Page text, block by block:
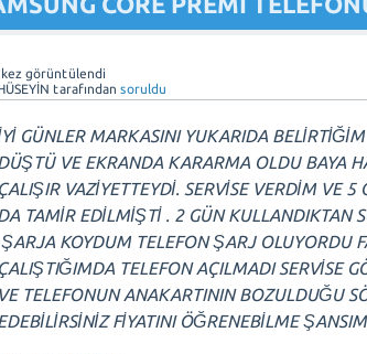
kez görüntülendi
tarafından soruldu
GÜNLER MARKASINI YUKARIDA
VE EKRANDA KARARMA OLDU BAYA
ÇALIŞIR VAZİYETTEYDİ. SERVİSE VERDİM VE
TAMİR EDİLMİŞTİ . 2 GÜN KULLANDIKTAN
ŞARJA KOYDUM TELEFON ŞARJ OLUYORDU
ÇALIŞTIĞIMDA TELEFON AÇILMADI SERVİSE
VE TELEFONUN ANAKARTININ BOZULDUĞU
FİYATINI ÖĞRENEBİLME